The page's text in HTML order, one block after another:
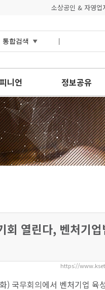
소상공인 & 자영업
니언 정보공유
열린다, 벤처기
https://
) 국무회의에서 벤처기업 육